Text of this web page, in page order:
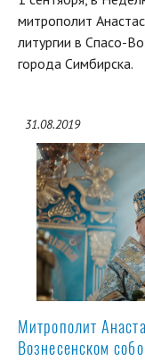
митрополит
литургии в Спасо-
города Симбирска.
31.08.2019
Митрополит
Вознесенском